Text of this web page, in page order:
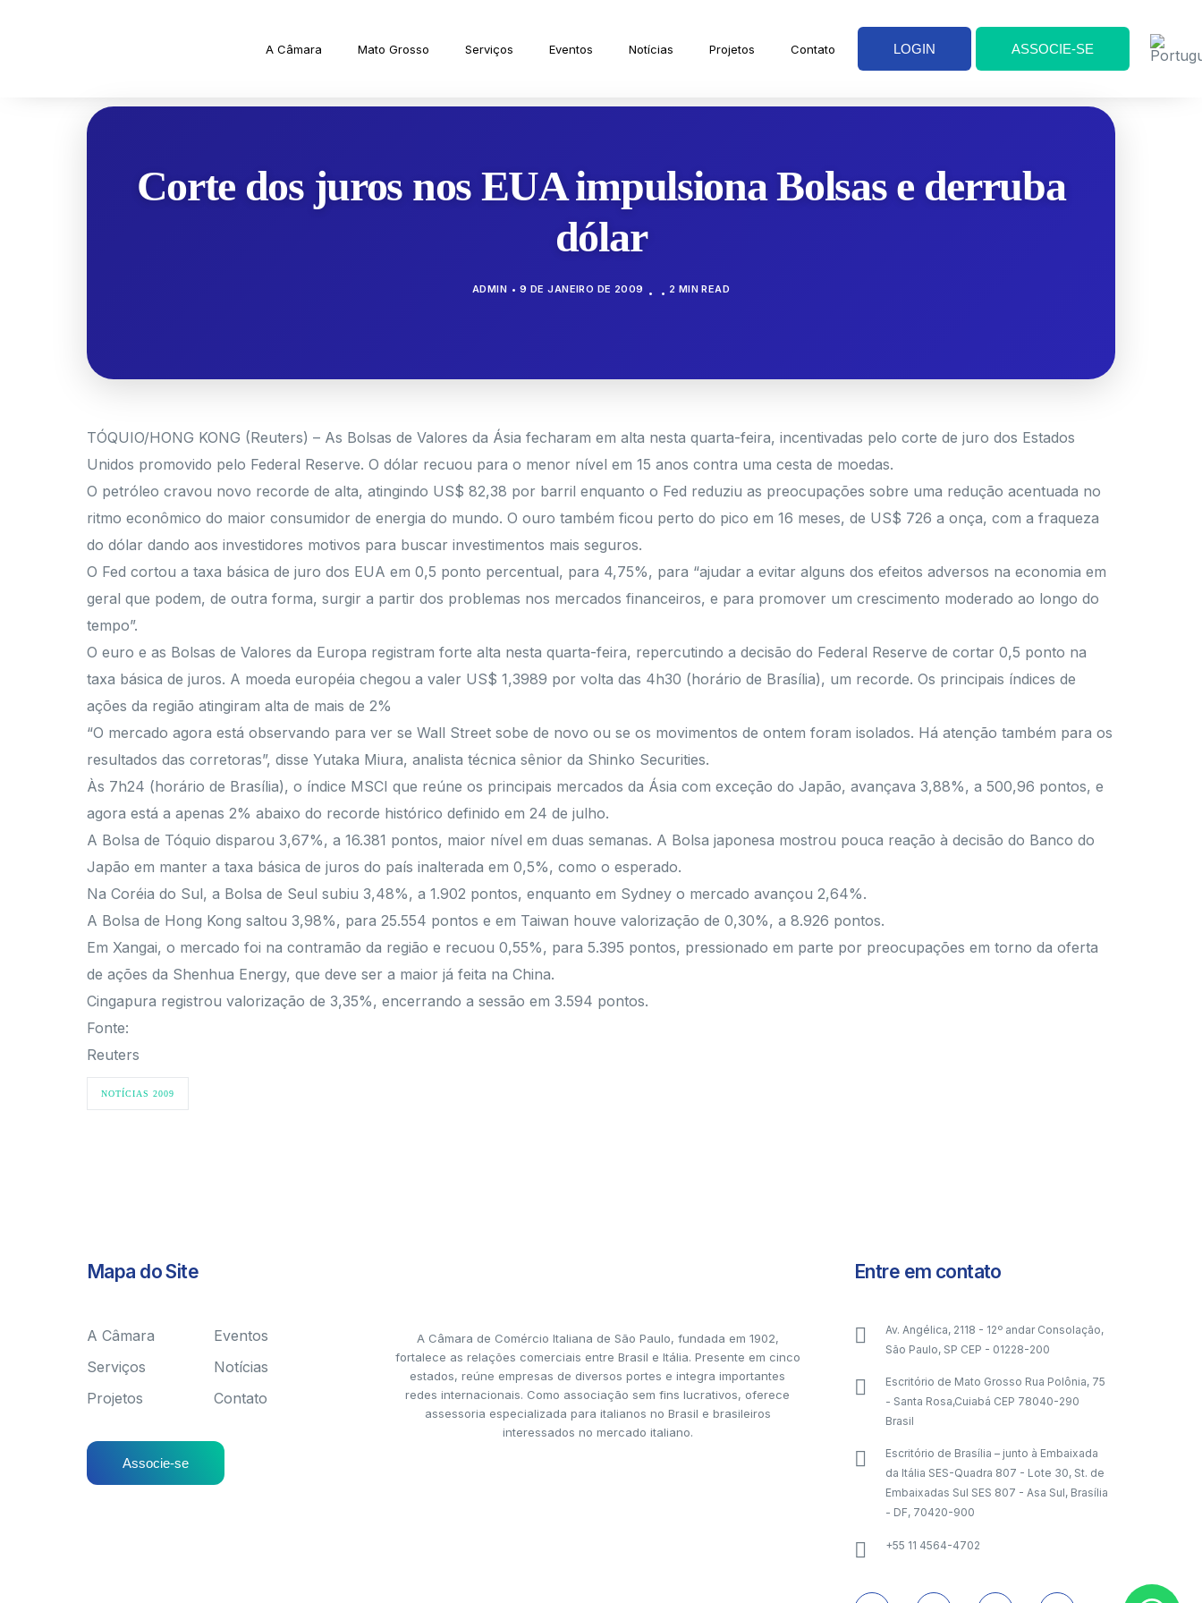
A Câmara Mato Grosso Serviços Eventos Notícias Projetos Contato LOGIN ASSOCIE-SE
Corte dos juros nos EUA impulsiona Bolsas e derruba
dólar
ADMIN 9 DE JANEIRO DE 2009 2 MIN READ
TÓQUIO/HONG KONG (Reuters) – As Bolsas de Valores da Ásia fecharam em alta nesta quarta-feira, incentivadas pelo corte de juro dos Estados
Unidos promovido pelo Federal Reserve. O dólar recuou para o menor nível em 15 anos contra uma cesta de moedas.
O petróleo cravou novo recorde de alta, atingindo US$ 82,38 por barril enquanto o Fed reduziu as preocupações sobre uma redução acentuada no
ritmo econômico do maior consumidor de energia do mundo. O ouro também ficou perto do pico em 16 meses, de US$ 726 a onça, com a fraqueza
do dólar dando aos investidores motivos para buscar investimentos mais seguros.
O Fed cortou a taxa básica de juro dos EUA em 0,5 ponto percentual, para 4,75%, para “ajudar a evitar alguns dos efeitos adversos na economia em
geral que podem, de outra forma, surgir a partir dos problemas nos mercados financeiros, e para promover um crescimento moderado ao longo do
tempo”.
O euro e as Bolsas de Valores da Europa registram forte alta nesta quarta-feira, repercutindo a decisão do Federal Reserve de cortar 0,5 ponto na
taxa básica de juros. A moeda européia chegou a valer US$ 1,3989 por volta das 4h30 (horário de Brasília), um recorde. Os principais índices de
ações da região atingiram alta de mais de 2%
“O mercado agora está observando para ver se Wall Street sobe de novo ou se os movimentos de ontem foram isolados. Há atenção também para os
resultados das corretoras”, disse Yutaka Miura, analista técnica sênior da Shinko Securities.
Às 7h24 (horário de Brasília), o índice MSCI que reúne os principais mercados da Ásia com exceção do Japão, avançava 3,88%, a 500,96 pontos, e
agora está a apenas 2% abaixo do recorde histórico definido em 24 de julho.
A Bolsa de Tóquio disparou 3,67%, a 16.381 pontos, maior nível em duas semanas. A Bolsa japonesa mostrou pouca reação à decisão do Banco do
Japão em manter a taxa básica de juros do país inalterada em 0,5%, como o esperado.
Na Coréia do Sul, a Bolsa de Seul subiu 3,48%, a 1.902 pontos, enquanto em Sydney o mercado avançou 2,64%.
A Bolsa de Hong Kong saltou 3,98%, para 25.554 pontos e em Taiwan houve valorização de 0,30%, a 8.926 pontos.
Em Xangai, o mercado foi na contramão da região e recuou 0,55%, para 5.395 pontos, pressionado em parte por preocupações em torno da oferta
de ações da Shenhua Energy, que deve ser a maior já feita na China.
Cingapura registrou valorização de 3,35%, encerrando a sessão em 3.594 pontos.
Fonte:
Reuters
NOTÍCIAS 2009
Mapa do Site
A Câmara
Serviços
Projetos
Eventos
Notícias
Contato
Associe-se
A Câmara de Comércio Italiana de São Paulo, fundada em 1902,
fortalece as relações comerciais entre Brasil e Itália. Presente em cinco
estados, reúne empresas de diversos portes e integra importantes
redes internacionais. Como associação sem fins lucrativos, oferece
assessoria especializada para italianos no Brasil e brasileiros
interessados no mercado italiano.
Entre em contato
Av. Angélica, 2118 - 12º andar Consolação,
São Paulo, SP CEP - 01228-200
Escritório de Mato Grosso Rua Polônia, 75
- Santa Rosa,Cuiabá CEP 78040-290
Brasil
Escritório de Brasília – junto à Embaixada
da Itália SES-Quadra 807 - Lote 30, St. de
Embaixadas Sul SES 807 - Asa Sul, Brasília
- DF, 70420-900
+55 11 4564-4702